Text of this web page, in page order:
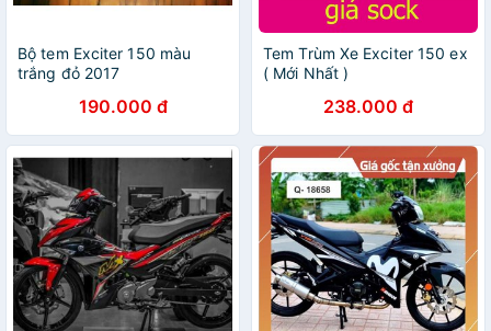
Bộ tem Exciter 150 màu
trắng đỏ 2017
190.000 đ
Tem Trùm Xe Exciter 150 ex
( Mới Nhất )
238.000 đ